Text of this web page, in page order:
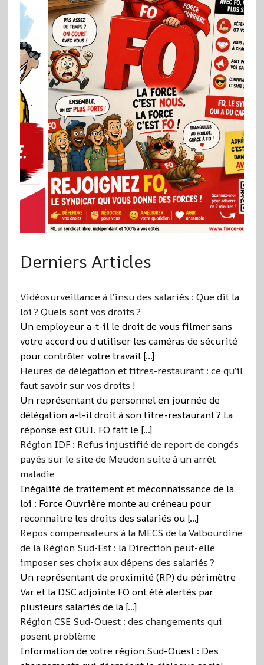
Derniers Articles
Vidéosurveillance à l’insu des salariés : Que dit la
loi ? Quels sont vos droits ?
Un employeur a-t-il le droit de vous filmer sans
votre accord ou d’utiliser les caméras de sécurité
pour contrôler votre travail […]
Heures de délégation et titres-restaurant : ce qu’il
faut savoir sur vos droits !
Un représentant du personnel en journée de
délégation a-t-il droit à son titre-restaurant ? La
réponse est OUI. FO fait le […]
Région IDF : Refus injustifié de report de congés
payés sur le site de Meudon suite à un arrêt
maladie
Inégalité de traitement et méconnaissance de la
loi : Force Ouvrière monte au créneau pour
reconnaître les droits des salariés ou […]
Repos compensateurs à la MECS de la Valbourdine
de la Région Sud-Est : la Direction peut-elle
imposer ses choix aux dépens des salariés ?
Un représentant de proximité (RP) du périmètre
Var et la DSC adjointe FO ont été alertés par
plusieurs salariés de la […]
Région CSE Sud-Ouest : des changements qui
posent problème
Information de votre région Sud-Ouest : Des